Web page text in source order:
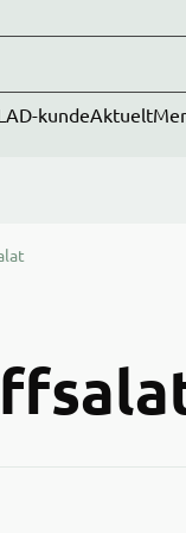
kundeAktueltMer